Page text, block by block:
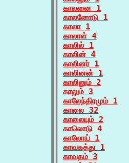
காலனை 1
காலனோடு 1
காலா 1
காலாள் 4
காலில் 1
காலின் 4
காலினர் 1
காலினன் 1
காலினும் 2
காலும் 3
காலேந்திரமும் 1
காலை 32
காலையும் 2
காலொடு 4
காலோய் 1
காவகத்து 1
காவதம் 3